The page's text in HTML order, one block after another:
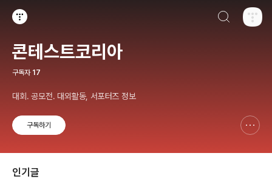
콘테스트코리아
구독자 17
대회. 공모전. 대외활동, 서포터즈 정보
구독하기
인기글